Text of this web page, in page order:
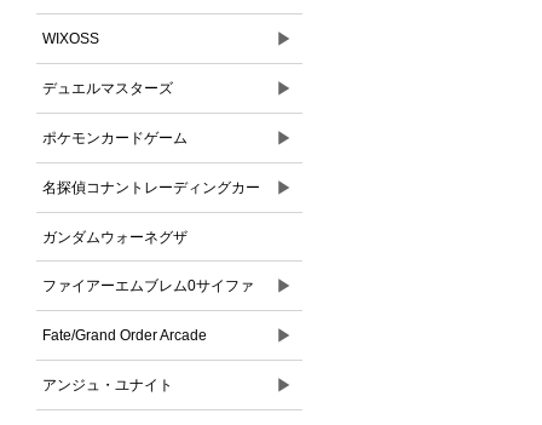
WIXOSS ▶
デュエルマスターズ ▶
ポケモンカードゲーム ▶
名探偵コナントレーディングカー
ドゲーム
▶
ガンダムウォーネグザ
ファイアーエムブレム0サイファ ▶
Fate/Grand Order Arcade ▶
アンジュ・ユナイト ▶